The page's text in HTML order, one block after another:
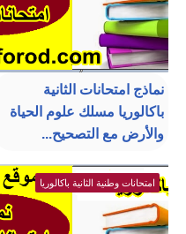
نماذج امتحانات الثانية
باكالوريا مسلك علوم الحياة
والأرض مع التصحيح...
امتحانات وطنية الثانية باكالوريا